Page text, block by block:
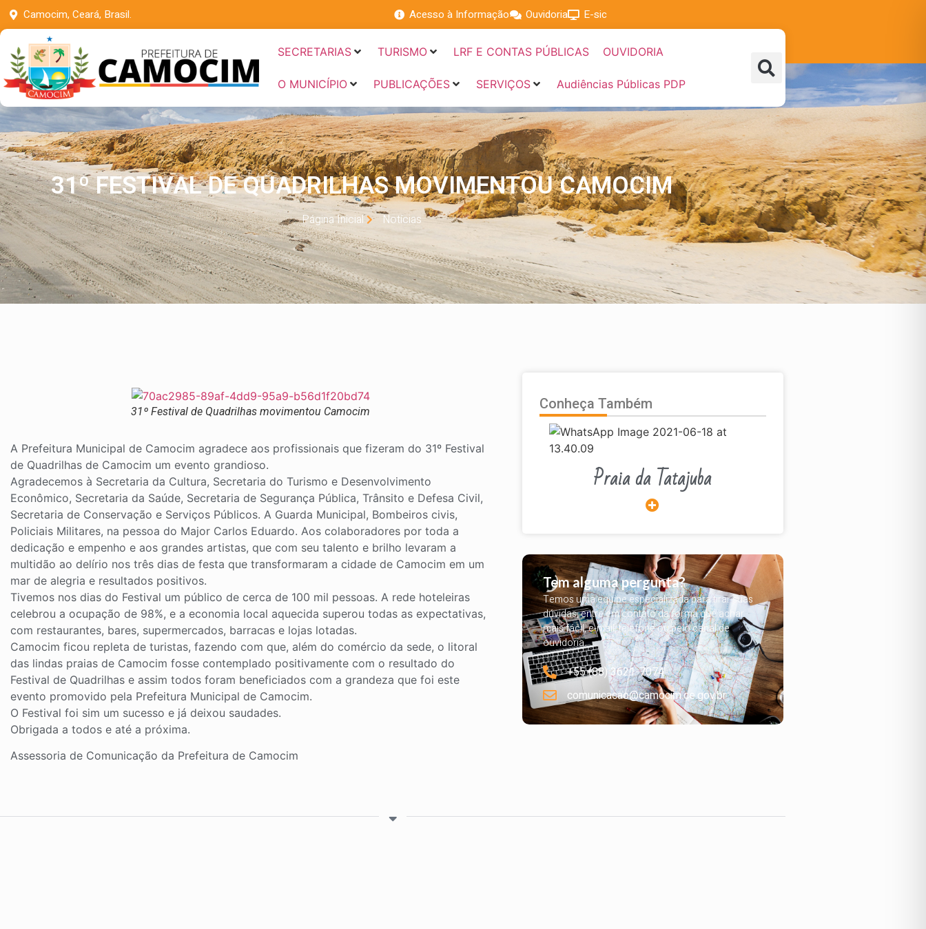
Camocim, Ceará, Brasil. Acesso à Informação Ouvidoria E-sic
SECRETARIAS TURISMO LRF E CONTAS PÚBLICAS OUVIDORIA
O MUNICÍPIO PUBLICAÇÕES SERVIÇOS Audiências Públicas PDP
31º FESTIVAL DE QUADRILHAS MOVIMENTOU CAMOCIM
Página Inicial Notícias
31º Festival de Quadrilhas movimentou Camocim
A Prefeitura Municipal de Camocim agradece aos profissionais que fizeram do 31º Festival
de Quadrilhas de Camocim um evento grandioso.
Agradecemos à Secretaria da Cultura, Secretaria do Turismo e Desenvolvimento
Econômico, Secretaria da Saúde, Secretaria de Segurança Pública, Trânsito e Defesa Civil,
Secretaria de Conservação e Serviços Públicos. A Guarda Municipal, Bombeiros civis,
Policiais Militares, na pessoa do Major Carlos Eduardo. Aos colaboradores por toda a
dedicação e empenho e aos grandes artistas, que com seu talento e brilho levaram a
multidão ao delírio nos três dias de festa que transformaram a cidade de Camocim em um
mar de alegria e resultados positivos.
Tivemos nos dias do Festival um público de cerca de 100 mil pessoas. A rede hoteleiras
celebrou a ocupação de 98%, e a economia local aquecida superou todas as expectativas,
com restaurantes, bares, supermercados, barracas e lojas lotadas.
Camocim ficou repleta de turistas, fazendo com que, além do comércio da sede, o litoral
das lindas praias de Camocim fosse contemplado positivamente com o resultado do
Festival de Quadrilhas e assim todos foram beneficiados com a grandeza que foi este
evento promovido pela Prefeitura Municipal de Camocim.
O Festival foi sim um sucesso e já deixou saudades.
Obrigada a todos e até a próxima.
Assessoria de Comunicação da Prefeitura de Camocim
Conheça Também
Praia da Tatajuba
Tem alguma pergunta?
Temos uma equipe especializada para tirar suas
dúvidas, entre em contato da forma que achar
mais fácil, e-mail, telefone ou pelo canal de
ouvidoria.
+55 (88) 3621-7074
comunicacao@camocim.ce.gov.br